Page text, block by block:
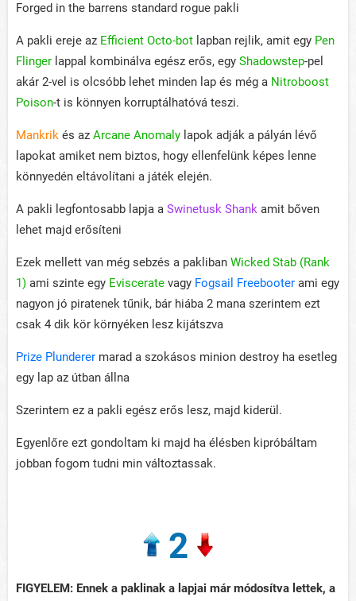
Forged in the barrens standard rogue pakli
A pakli ereje az Efficient Octo-bot lapban rejlik, amit egy Pen
Flinger lappal kombinálva egész erős, egy Shadowstep-pel
akár 2-vel is olcsóbb lehet minden lap és még a Nitroboost
Poison-t is könnyen korruptálhatóvá teszi.
Mankrik és az Arcane Anomaly lapok adják a pályán lévő
lapokat amiket nem biztos, hogy ellenfelünk képes lenne
könnyedén eltávolítani a játék elején.
A pakli legfontosabb lapja a Swinetusk Shank amit bőven
lehet majd erősíteni
Ezek mellett van még sebzés a pakliban Wicked Stab (Rank
1) ami szinte egy Eviscerate vagy Fogsail Freebooter ami egy
nagyon jó piratenek tűnik, bár hiába 2 mana szerintem ezt
csak 4 dik kör környéken lesz kijátszva
Prize Plunderer marad a szokásos minion destroy ha esetleg
egy lap az útban állna
Szerintem ez a pakli egész erős lesz, majd kiderül.
Egyenlőre ezt gondoltam ki majd ha élésben kipróbáltam
jobban fogom tudni min változtassak.
2
FIGYELEM: Ennek a paklinak a lapjai már módosítva lettek, a